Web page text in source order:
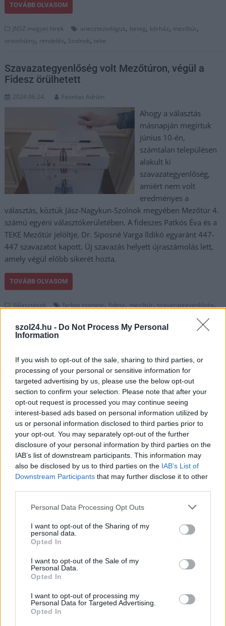
szol24.hu - Do Not Process My Personal
Information
If you wish to opt-out of the sale, sharing to third parties, or
processing of your personal or sensitive information for
targeted advertising by us, please use the below opt-out
section to confirm your selection. Please note that after your
opt-out request is processed you may continue seeing
interest-based ads based on personal information utilized by
us or personal information disclosed to third parties prior to
your opt-out. You may separately opt-out of the further
disclosure of your personal information by third parties on the
IAB’s list of downstream participants. This information may
also be disclosed by us to third parties on the IAB’s List of
Downstream Participants that may further disclose it to other
Please note that this website/app uses one or more Google
not limited to your visit or usage behaviour. You may click to
grant or deny consent to Google and its third-party tags to
use your data for below specified purposes in below Google
consent section.
Personal Data Processing Opt Outs
I want to opt-out of the Sharing of my
personal data.
Opted In
I want to opt-out of the Sale of my
Personal Data.
Opted In
I want to opt-out of processing my
Personal Data for Targeted Advertising.
Opted In
TOVÁBB OLVASOM
JNSZ megyei hírek aneszteziológus, beteg, kórház, mezőtúr,
orvoshiány, rendelés, Szolnok, teke
Szavazategyenlőség volt Mezőtúron, végül a
Fidesz örülhetett
2024.06.24. Fazekas Adrián
Ahogy a választás
másnapján megírtuk
június 10-én,
számtalan településen
alakult ki
szavazategyenlőség,
amiért nem volt
eredményes a
választás, köztük Jász-Nagykun-Szolnok megyében Mezőtúr 4.
számú egyéni választókerületében. A fideszes Patkós Éva és a
TEKE Mezőtúr jelöltje, Dr. Siposné Varga Ildikó egyaránt 447-
447 szavazatot kapott. Új szavazás helyett újraszámolás lett,
amely végül előbb sikerét hozta.
TOVÁBB OLVASOM
Választások farkas csongor, fidesz, mezőtúr, szavazategyenlőség,
Mezőtúron
2024.01.28. Fazekas Adrián
Az elmúlt években
sokat olvashattunk
már a járási székhely
városának
szövevényes politikai
helyzetéről és az
egymással viaskodó
képviselő-testületről.
pedig egészen hamar bejelentette fiatal polgármesterjelöltjét,
Dr. Farkas Csongort.
TOVÁBB OLVASOM
JNSZ megyei hírek
önkormányzati
, polgármesterjelölt